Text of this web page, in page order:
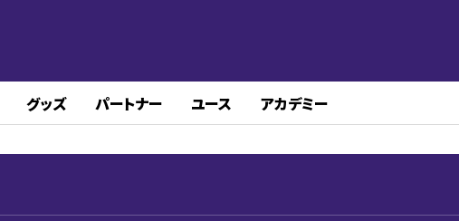
グッズ パートナー ユース アカデミー